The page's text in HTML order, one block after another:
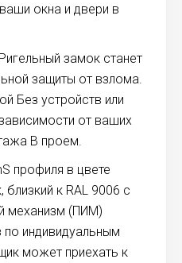
окна и двери в
замок станет
защиты от взлома.
Без устройств или
от ваших
В проем.
профиля в цвете
к RAL 9006 с
механизм (ПИМ)
индивидуальным
может приехать к